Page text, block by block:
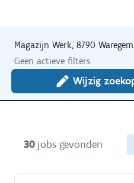
Magazijn Werk, 8790 Waregem
Geen actieve filters
Wijzig
30 jobs gevonden